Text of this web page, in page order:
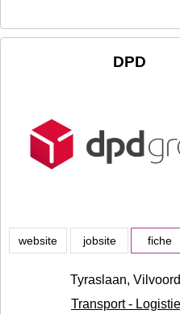
DPD
website jobsite fiche
Tyraslaan,
Transport -